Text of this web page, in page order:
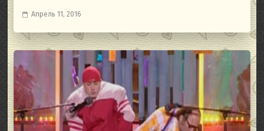
Апрель 11, 2016